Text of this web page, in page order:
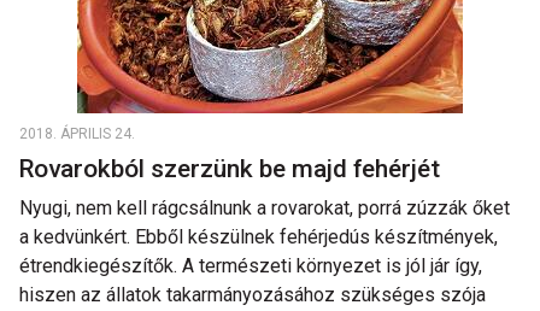
2018. ÁPRILIS 24.
Rovarokból szerzünk be majd fehérjét
Nyugi, nem kell rágcsálnunk a rovarokat, porrá zúzzák őket
a kedvünkért. Ebből készülnek fehérjedús készítmények,
étrendkiegészítők. A természeti környezet is jól jár így,
hiszen az állatok takarmányozásához szükséges szója